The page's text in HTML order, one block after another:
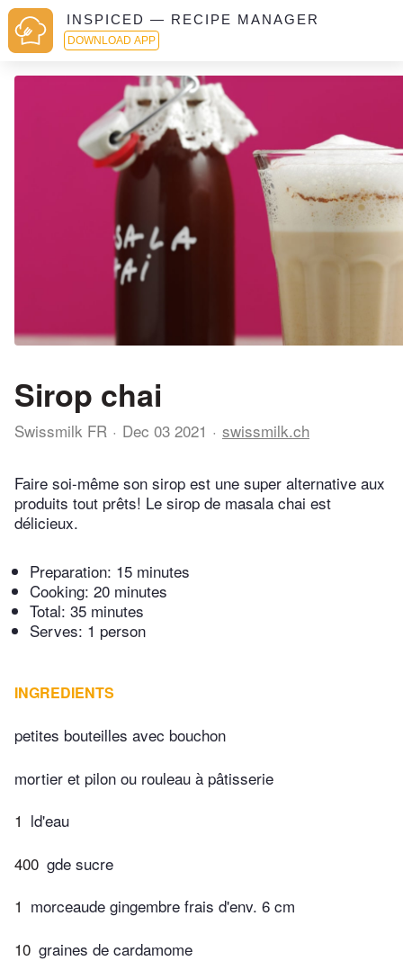
INSPICED — RECIPE MANAGER
DOWNLOAD APP
Sirop chai
Swissmilk FR Dec 03 2021 swissmilk.ch
Faire soi-même son sirop est une super alternative aux
produits tout prêts! Le sirop de masala chai est
délicieux.
Preparation: 15 minutes
Cooking: 20 minutes
Total: 35 minutes
Serves: 1 person
INGREDIENTS
petites bouteilles avec bouchon
mortier et pilon ou rouleau à pâtisserie
1 ld'eau
400 gde sucre
1 morceaude gingembre frais d'env. 6 cm
10 graines de cardamome